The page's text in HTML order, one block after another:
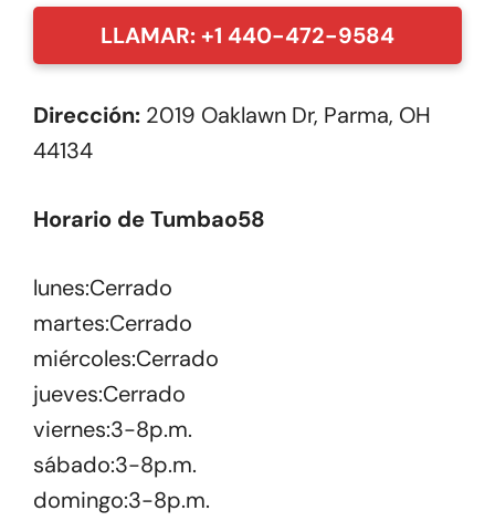
LLAMAR: +1 440-472-9584
Dirección: 2019 Oaklawn Dr, Parma, OH
44134
Horario de Tumbao58
lunes:Cerrado
martes:Cerrado
miércoles:Cerrado
jueves:Cerrado
viernes:3-8p.m.
sábado:3-8p.m.
domingo:3-8p.m.